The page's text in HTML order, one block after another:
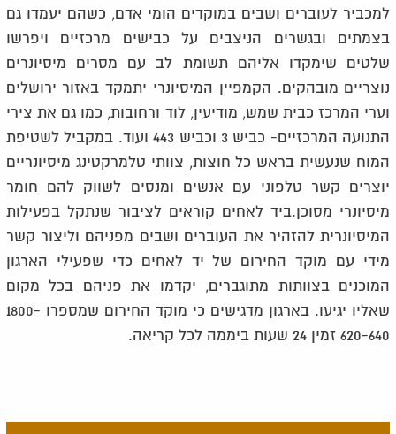
למכביר לעוברים ושבים במוקדים הומי אדם, כשהם יעמדו גם
בצמתים ובגשרים הניצבים על כבישים מרכזיים ויפרשו
שלטים שימקדו אליהם תשומת לב עם מסרים מיסיונרים
נוצריים מובהקים. הקמפיין המיסיונרי יתמקד באזור ירושלים
וערי המרכז כבית שמש, מודיעין, לוד ורחובות, כמו גם את צירי
התנועה המרכזיים- כביש 3 וכביש 443 ועוד. במקביל לשטיפת
המוח שנעשית בראש כל חוצות, צוותי טלמרקטינג מיסיונריים
יוצרים קשר טלפוני עם אנשים ומנסים לשווק להם חומר
מיסיונרי מסוכן.ביד לאחים קוראים לציבור שנתקל בפעילות
המיסיונרית להזהיר את העוברים ושבים מפניהם וליצור קשר
מידי עם מוקד החירום של יד לאחים כדי שפעילי הארגון
המוכנים בצוותות מתוגברים, יקדמו את פניהם בכל מקום
שאליו יגיעו. בארגון מדגישים כי מוקד החירום שמספרו 1800-
620-640 זמין 24 שעות ביממה לכל קריאה.